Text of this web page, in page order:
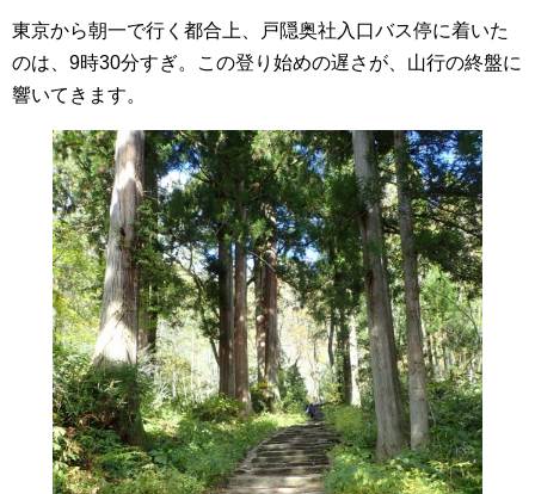
東京から朝一で行く都合上、戸隠奥社入口バス停に着いた
のは、9時30分すぎ。この登り始めの遅さが、山行の終盤に
響いてきます。